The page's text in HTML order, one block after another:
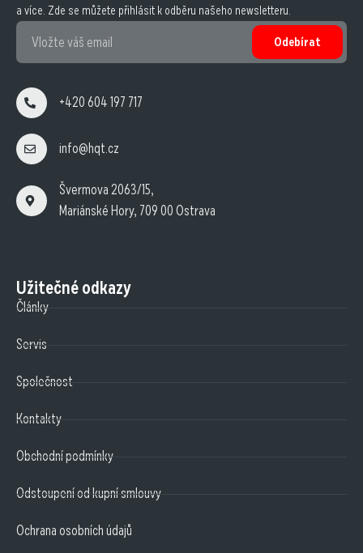
a více. Zde se můžete přihlásit k odběru našeho newsletteru.
Odebírat
+420 604 197 717
info@hqt.cz
Švermova 2063/15,
Mariánské Hory, 709 00 Ostrava
Užitečné odkazy
Články
Servis
Společnost
Kontakty
Obchodní podmínky
Odstoupení od kupní smlouvy
Ochrana osobních údajů